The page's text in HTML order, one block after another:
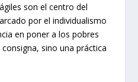
son el centro del
por el individualismo
en poner a los pobres
sino una práctica